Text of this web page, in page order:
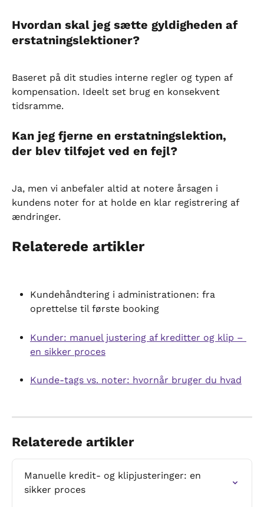
Hvordan skal jeg sætte gyldigheden af
erstatningslektioner?
Baseret på dit studies interne regler og typen af
kompensation. Ideelt set brug en konsekvent
tidsramme.
Kan jeg fjerne en erstatningslektion,
der blev tilføjet ved en fejl?
Ja, men vi anbefaler altid at notere årsagen i
kundens noter for at holde en klar registrering af
ændringer.
Relaterede artikler
Kundehåndtering i administrationen: fra
oprettelse til første booking
Kunder: manuel justering af kreditter og klip –
en sikker proces
Kunde-tags vs. noter: hvornår bruger du hvad
Relaterede artikler
Manuelle kredit- og klipjusteringer: en
sikker proces